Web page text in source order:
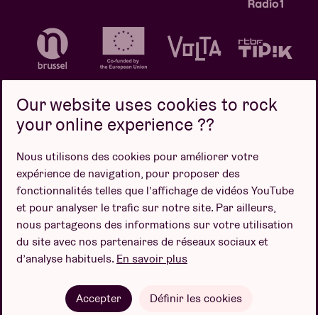
Politique de confidentialité
Politique de cookies
Conditions de vente
Design par
Our website uses cookies to rock
your online experience ??
Nous utilisons des cookies pour améliorer votre
expérience de navigation, pour proposer des
fonctionnalités telles que l’affichage de vidéos YouTube
et pour analyser le trafic sur notre site. Par ailleurs,
nous partageons des informations sur votre utilisation
du site avec nos partenaires de réseaux sociaux et
d’analyse habituels. En savoir plus
Accepter Définir les cookies